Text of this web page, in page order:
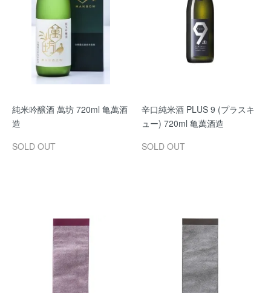
純米吟醸酒 萬坊 720ml 亀萬酒
造
SOLD OUT
辛口純米酒 PLUS 9 (プラスキ
ュー) 720ml 亀萬酒造
SOLD OUT